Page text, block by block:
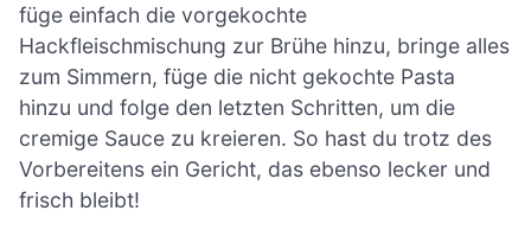
füge einfach die vorgekochte
Hackfleischmischung zur Brühe hinzu, bringe alles
zum Simmern, füge die nicht gekochte Pasta
hinzu und folge den letzten Schritten, um die
cremige Sauce zu kreieren. So hast du trotz des
Vorbereitens ein Gericht, das ebenso lecker und
frisch bleibt!